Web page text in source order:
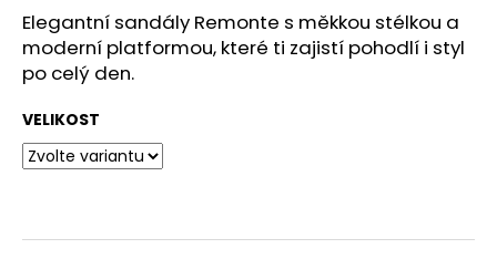
hvězdiček.
Elegantní sandály Remonte s měkkou stélkou a
moderní platformou, které ti zajistí pohodlí i styl
po celý den.
VELIKOST
HLEDAT
D